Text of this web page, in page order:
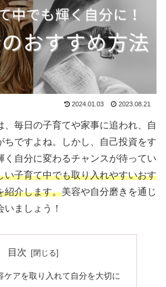
2024.01.03 2023.08.21
、毎日の子育てや家事に追われ、自
ちですよね。しかし、自己投資をす
く自分に変わるチャンスが待ってい
い子育て中でも取り入れやすいおす
紹介します。美容や自分磨きを通じ
ましょう！
目次
ケアを取り入れて自分を大切に